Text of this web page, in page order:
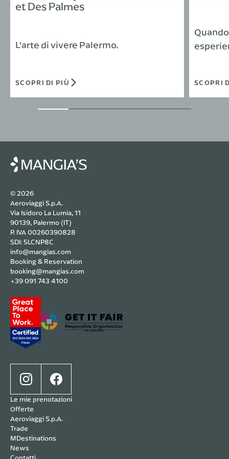
et Des Palmes
L'arte di vivere Palermo.
SCOPRI DI PIÙ SCOPRI
© 2026
Aeroviaggi S.p.A.
Via Isidoro La Lumia, 11
90139, Palermo (IT)
P. IVA 00260390828
SDI: 5LCNP8C
info@mangias.com
Booking & Reservation
booking@mangias.com
+39 091 743 4100
Le mie prenotazioni
Offerte
Aeroviaggi S.p.A.
Trade
MDestinations
News
Contatti